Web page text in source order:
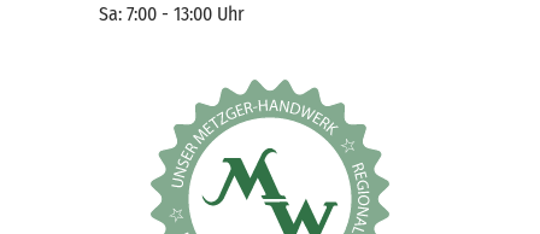
Sa: 7:00 - 13:00 Uhr